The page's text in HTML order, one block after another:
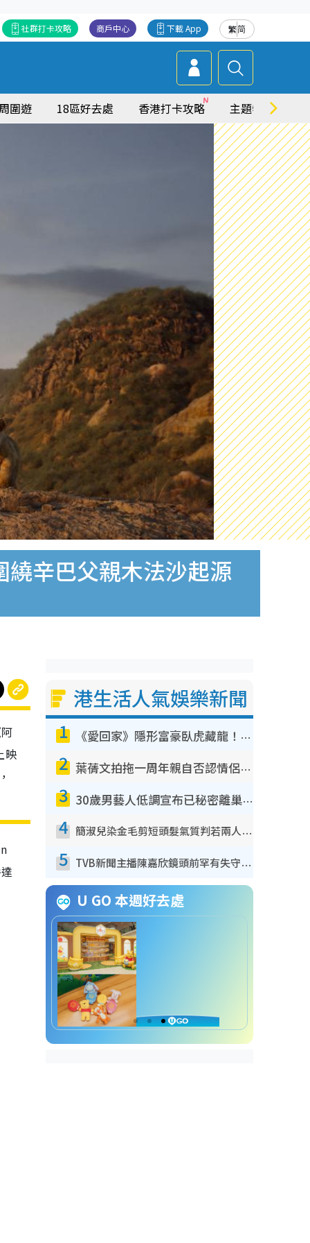
繁简
下載 App
商戶中心
社群打卡攻略
圍遊 18區好去處 香港打卡攻略 主題特集
辛巴父親木法沙起源
映
港生活人氣娛樂新聞
1 《愛回家》隱形富豪臥虎藏龍！盤點12位財氣逼人的有錢藝人：呢位靚女3億身家唔憂做
2 葉蒨文拍拖一周年親自否認情侶關係？！被質疑感情造假竟稱GM「普通同事」
3 30歲男藝人低調宣布已秘密離巢！人氣急跌變失蹤人口︰「這幾年過得並不容易」
4 簡淑兒染金毛剪短頭髮氣質判若兩人！嚇壞老公麥大力都認唔出：「你做咩事？」
5 TVB新聞主播陳嘉欣鏡頭前罕有失守！遭林超英一句說話突襲嚇親當場大笑
U GO 本週好去處